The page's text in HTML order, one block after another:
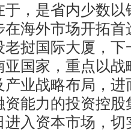
，是省内少数
海外市场开拓
老挝国际大厦，
国家，重点以
产业战略布局，
资能力的投资控
进入资本市场，